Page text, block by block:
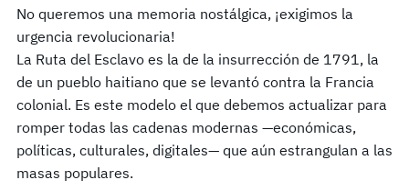
No queremos una memoria nostálgica, ¡exigimos la
urgencia revolucionaria!
La Ruta del Esclavo es la de la insurrección de 1791, la
de un pueblo haitiano que se levantó contra la Francia
colonial. Es este modelo el que debemos actualizar para
romper todas las cadenas modernas —económicas,
políticas, culturales, digitales— que aún estrangulan a las
masas populares.